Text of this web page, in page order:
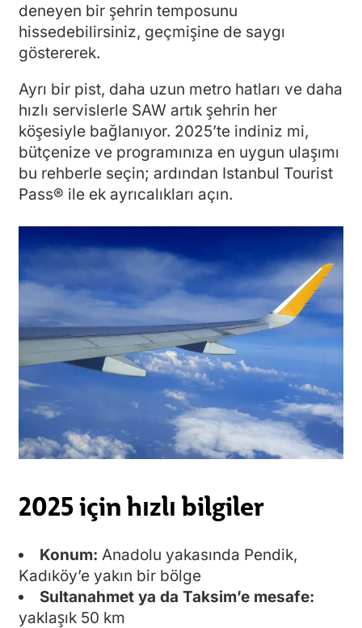
deneyen bir şehrin temposunu
hissedebilirsiniz, geçmişine de saygı
göstererek.
Ayrı bir pist, daha uzun metro hatları ve daha
hızlı servislerle SAW artık şehrin her
köşesiyle bağlanıyor. 2025’te indiniz mi,
bütçenize ve programınıza en uygun ulaşımı
bu rehberle seçin; ardından Istanbul Tourist
Pass® ile ek ayrıcalıkları açın.
2025 için hızlı bilgiler
Konum: Anadolu yakasında Pendik,
Kadıköy’e yakın bir bölge
Sultanahmet ya da Taksim’e mesafe:
yaklaşık 50 km